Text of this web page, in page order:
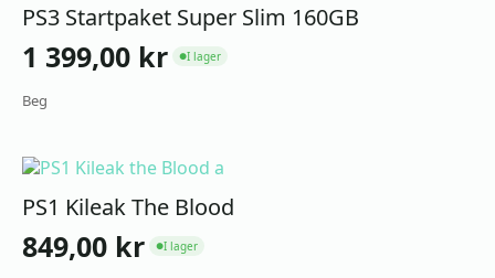
PS3 Startpaket Super Slim 160GB
1 399,00 kr ●I lager
Beg
PS1 Kileak The Blood
849,00 kr ●I lager